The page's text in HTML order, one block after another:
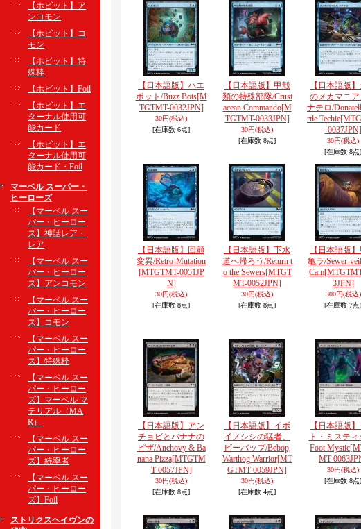
【ホビット】ア
ンコモン
【ホビット】コ
モン
【ホビット】特
殊枠
【ホビット】Foil
【ホビット】エ
ターナル使用可
能カード
【ホビット】エ
ターナル使用可
能カード・Foil
マーベル スーパー・
ヒーローズ
【マーベル スー
パー・ヒーロー
ズ】神話レア・
レア
【マーベル スー
パー・ヒーロー
ズ】アンコモン
【マーベル スー
パー・ヒーロー
ズ】コモン
【マーベル スー
パー・ヒーロー
ズ】特殊枠
【マーベル スー
パー・ヒーロー
ズ】マーベル マ
テリアル（MA
R）
【マーベル スー
パー・ヒーロー
ズ】統率者
【マーベル スー
パー・ヒーロー
ズ】Foil
ストリクスヘイヴンの
【日本語版】ハエ
ボット/Buzz Bots[M
TGTMT-0032JPN]
30円(税込)
[在庫数 6点]
【日本語版】甲殻
類の特殊部隊/Crust
acean Commando[M
TGTMT-0033JPN]
30円(税込)
[在庫数 8点]
【日本語版
のメカマニア
ナテロ/
rtle Techie
-0037JPN]
30円(税込)
[在庫数 8点]
【日本語版】回顧
変異/Retro-Mutation
[MTGTMT-0051JP
N]
30円(税込)
[在庫数 8点]
【日本語版】下水
道へ帰ろう/Return t
o the Sewers[MTGT
MT-0052JPN]
30円(税込)
[在庫数 8点]
【日本語版
亀ラ/Sewer-
Cam
3JPN]
300円(税込)
[在庫数 7点]
【日本語版】アン
チョビとバナナの
ピザ/Anchovy & Ba
nana Pizza[MTGTM
T-0057JPN]
30円(税込)
[在庫数 8点]
【日本語版】イボ
イノシシの猛者、
ビーバップ/Bebop,
Warthog Warrior[MT
GTMT-0059JPN]
30円(税込)
[在庫数 4点]
【日本語版
ト・ミスティ
Foot Mystic
MT-
30円(税込)
[在庫数 8点]